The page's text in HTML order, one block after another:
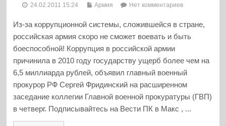
24.02.2011 15:24 Армия Нет комментариев
Из-за коррупционной системы, сложившейся в стране,
российская армия скоро не сможет воевать и быть
боеспособной! Коррупция в российской армии
причинила в 2010 году государству ущерб более чем на
6,5 миллиарда рублей, объявил главный военный
прокурор РФ Сергей Фридинский на расширенном
заседание коллегии Главной военной прокуратуры (ГВП)
в четверг. Подписывайтесь на Вести ПК в Макс , ...